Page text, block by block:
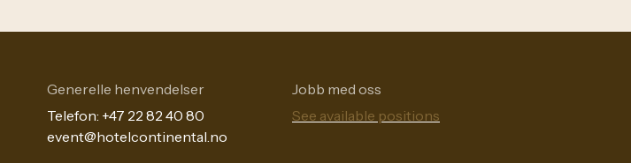
Generelle henvendelser
Telefon: +47 22 82 40 80
event@hotelcontinental.no
Jobb med oss
See available positions